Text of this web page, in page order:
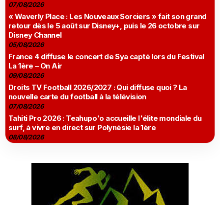
07/08/2026
« Waverly Place : Les Nouveaux Sorciers » fait son grand
retour dès le 5 août sur Disney+, puis le 26 octobre sur
Disney Channel
05/08/2026
France 4 diffuse le concert de Sya capté lors du Festival
La 1ère – On Air
09/08/2026
Droits TV Football 2026/2027 : Qui diffuse quoi ? La
nouvelle carte du football à la télévision
07/08/2026
Tahiti Pro 2026 : Teahupo'o accueille l'élite mondiale du
surf, à vivre en direct sur Polynésie la 1ère
08/08/2026